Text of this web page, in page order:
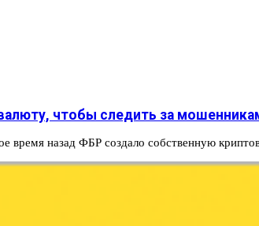
чтобы следить за
время назад ФБР создало собственную